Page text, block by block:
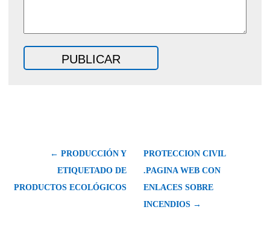
← PRODUCCIÓN Y
ETIQUETADO DE
PRODUCTOS ECOLÓGICOS
PROTECCION CIVIL
.PAGINA WEB CON
ENLACES SOBRE
INCENDIOS →